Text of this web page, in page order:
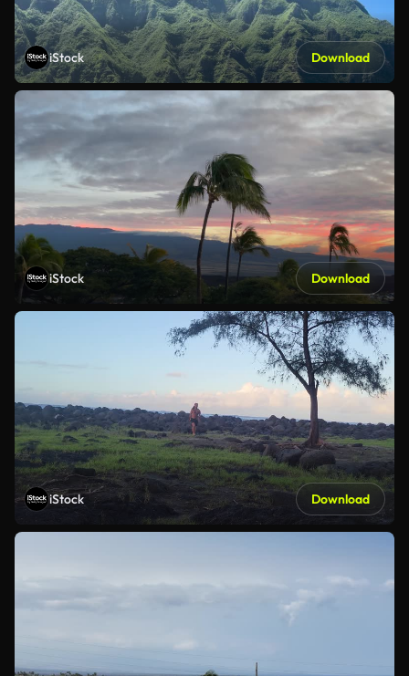
iStock Download
iStock Download
iStock Download